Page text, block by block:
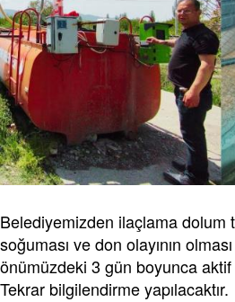
Belediyemizden ilaçlama dolum
soğuması ve don olayının
önümüzdeki 3 gün boyunca aktif
Tekrar bilgilendirme yapılacaktır.